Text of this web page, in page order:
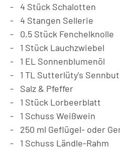
4 Stück Schalotten
4 Stangen Sellerie
0,5 Stück Fenchelknolle
1 Stück Lauchzwiebel
1 EL Sonnenblumenöl
1 TL Sutterlüty's
Salz & Pfeffer
1 Stück Lorbeerblatt
1 Schuss Weißwein
250 ml Geflügel- oder
1 Schuss Ländle-Rahm